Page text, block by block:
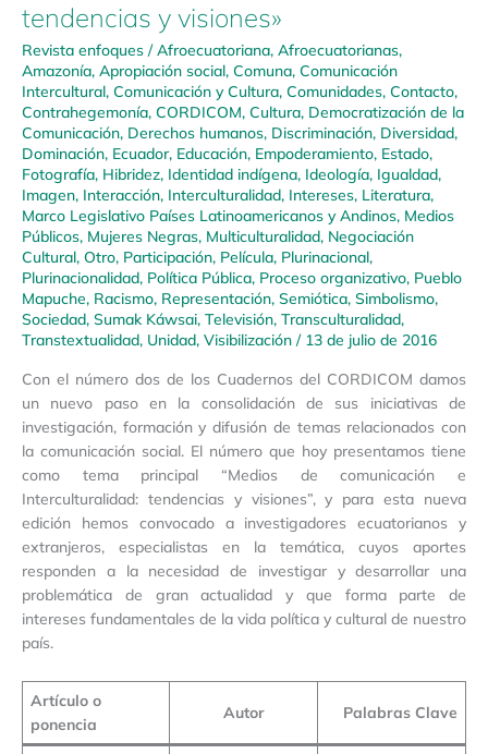
tendencias y visiones»
Revista enfoques /Afroecuatoriana, Afroecuatorianas,
Amazonía, Apropiación social, Comuna, Comunicación
Intercultural, Comunicación y Cultura, Comunidades, Contacto,
Contrahegemonía, CORDICOM, Cultura, Democratización de la
Comunicación, Derechos humanos, Discriminación, Diversidad,
Dominación, Ecuador, Educación, Empoderamiento, Estado,
Fotografía, Hibridez, Identidad indígena, Ideología, Igualdad,
Imagen, Interacción, Interculturalidad, Intereses, Literatura,
Marco Legislativo Países Latinoamericanos y Andinos, Medios
Públicos, Mujeres Negras, Multiculturalidad, Negociación
Cultural, Otro, Participación, Película, Plurinacional,
Plurinacionalidad, Política Pública, Proceso organizativo, Pueblo
Mapuche, Racismo, Representación, Semiótica, Simbolismo,
Sociedad, Sumak Káwsai, Televisión, Transculturalidad,
Transtextualidad, Unidad, Visibilización / 13 de julio de 2016
Con el número dos de los Cuadernos del CORDICOM damos
un nuevo paso en la consolidación de sus iniciativas de
investigación, formación y difusión de temas relacionados con
la comunicación social. El número que hoy presentamos tiene
como tema principal “Medios de comunicación e
Interculturalidad: tendencias y visiones”, y para esta nueva
edición hemos convocado a investigadores ecuatorianos y
extranjeros, especialistas en la temática, cuyos aportes
responden a la necesidad de investigar y desarrollar una
problemática de gran actualidad y que forma parte de
intereses fundamentales de la vida política y cultural de nuestro
país.
Artículo o
ponencia
Autor Palabras Clave